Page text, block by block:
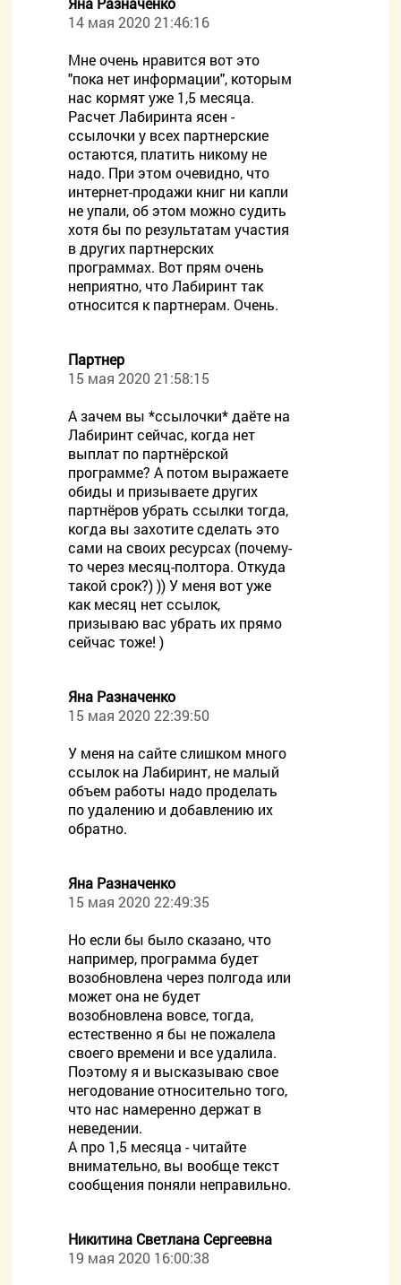
14 мая 2020 21:46:16
Мне очень нравится вот это
"пока нет информации", которым
нас кормят уже 1,5 месяца.
Расчет Лабиринта ясен -
ссылочки у всех партнерские
остаются, платить никому не
надо. При этом очевидно, что
интернет-продажи книг ни капли
не упали, об этом можно судить
хотя бы по результатам участия
в других партнерских
программах. Вот прям очень
неприятно, что Лабиринт так
относится к партнерам. Очень.
Партнер
15 мая 2020 21:58:15
А зачем вы *ссылочки* даёте на
Лабиринт сейчас, когда нет
выплат по партнёрской
программе? А потом выражаете
обиды и призываете других
партнёров убрать ссылки тогда,
когда вы захотите сделать это
сами на своих ресурсах (почему-
то через месяц-полтора. Откуда
такой срок?) )) У меня вот уже
как месяц нет ссылок,
призываю вас убрать их прямо
сейчас тоже! )
Яна Разначенко
15 мая 2020 22:39:50
У меня на сайте слишком много
ссылок на Лабиринт, не малый
объем работы надо проделать
по удалению и добавлению их
обратно.
Яна Разначенко
15 мая 2020 22:49:35
Но если бы было сказано, что
например, программа будет
возобновлена через полгода или
может она не будет
возобновлена вовсе, тогда,
естественно я бы не пожалела
своего времени и все удалила.
Поэтому я и высказываю свое
негодование относительно того,
что нас намеренно держат в
неведении.
А про 1,5 месяца - читайте
внимательно, вы вообще текст
сообщения поняли неправильно.
Никитина Светлана Сергеевна
19 мая 2020 16:00:38